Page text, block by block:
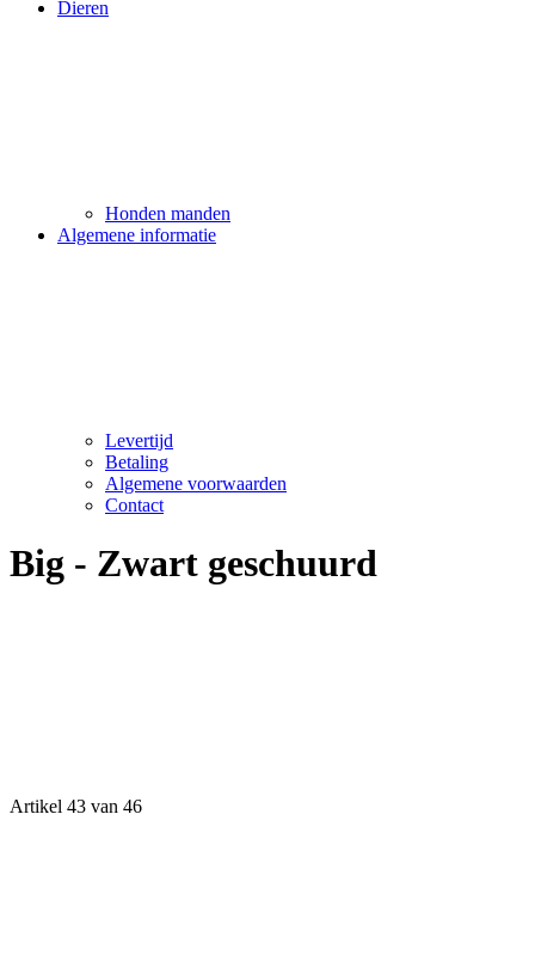
Dieren
Honden manden
Algemene informatie
Levertijd
Betaling
Algemene voorwaarden
Contact
Big - Zwart geschuurd
Artikel 43 van 46